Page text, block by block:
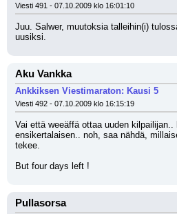
Viesti 491 - 07.10.2009 klo 16:01:10
Juu. Salwer, muutoksia talleihin(i)
uusiksi.
Aku Vankka
Ankkiksen Viestimaraton: Kausi 5
Viesti 492 - 07.10.2009 klo 16:15:19
Vai että weeäffä ottaa uuden
ensikertalaisen.. noh, saa nähdä,
tekee.
But four days left !
Pullasorsa